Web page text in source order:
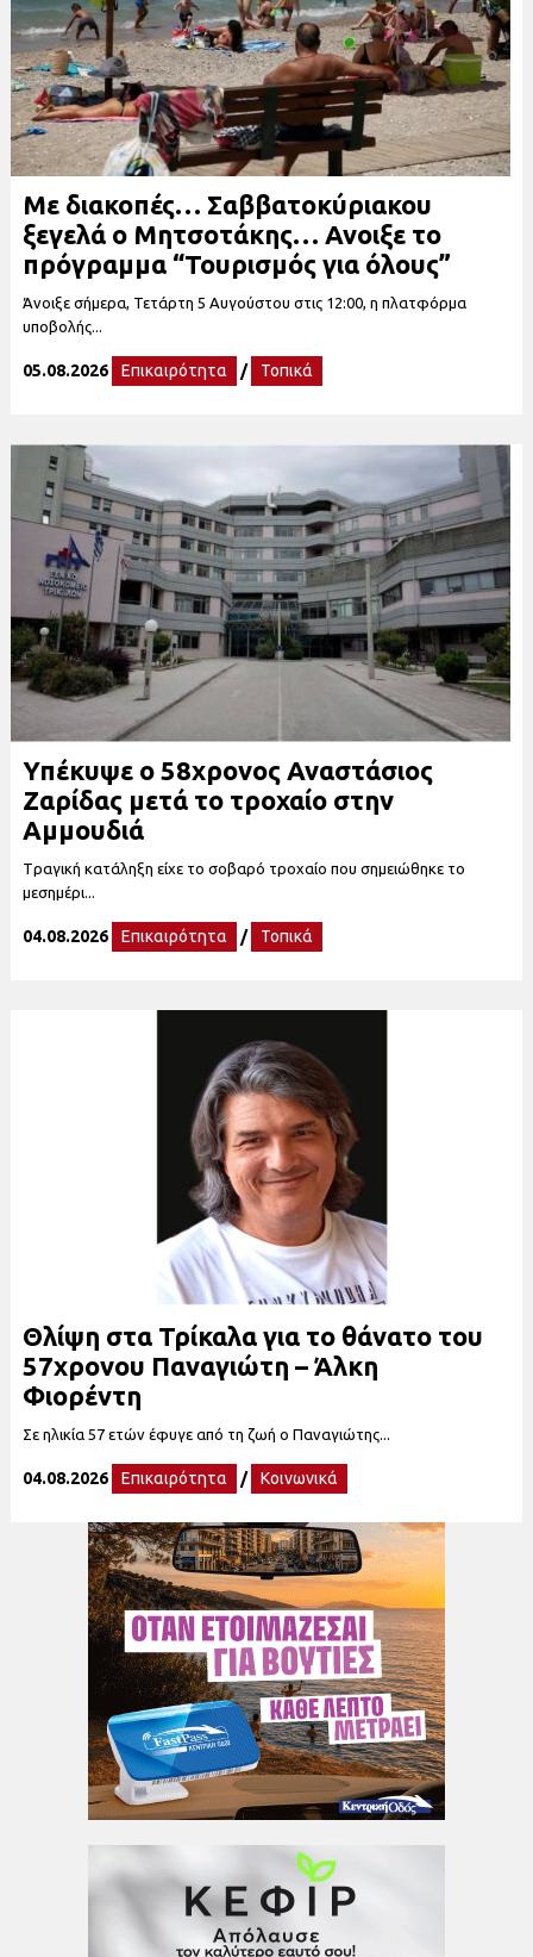
Με διακοπές… Σαββατοκύριακου
ξεγελά ο Μητσοτάκης… Ανοιξε το
πρόγραμμα “Τουρισμός για όλους”
Άνοιξε σήμερα, Τετάρτη 5 Αυγούστου στις 12:00, η πλατφόρμα
υποβολής...
05.08.2026 Επικαιρότητα / Τοπικά
Υπέκυψε ο 58χρονος Αναστάσιος
Ζαρίδας μετά το τροχαίο στην
Αμμουδιά
Tραγική κατάληξη είχε το σοβαρό τροχαίο που σημειώθηκε το
μεσημέρι...
04.08.2026 Επικαιρότητα / Τοπικά
Θλίψη στα Τρίκαλα για το θάνατο του
57χρονου Παναγιώτη – Άλκη
Φιορέντη
Σε ηλικία 57 ετών έφυγε από τη ζωή ο Παναγιώτης...
04.08.2026 Επικαιρότητα / Κοινωνικά